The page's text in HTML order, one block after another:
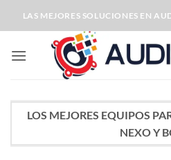
LAS MEJORES SOLUCIONES EN
LOS MEJORES EQUIPOS
NEXO Y